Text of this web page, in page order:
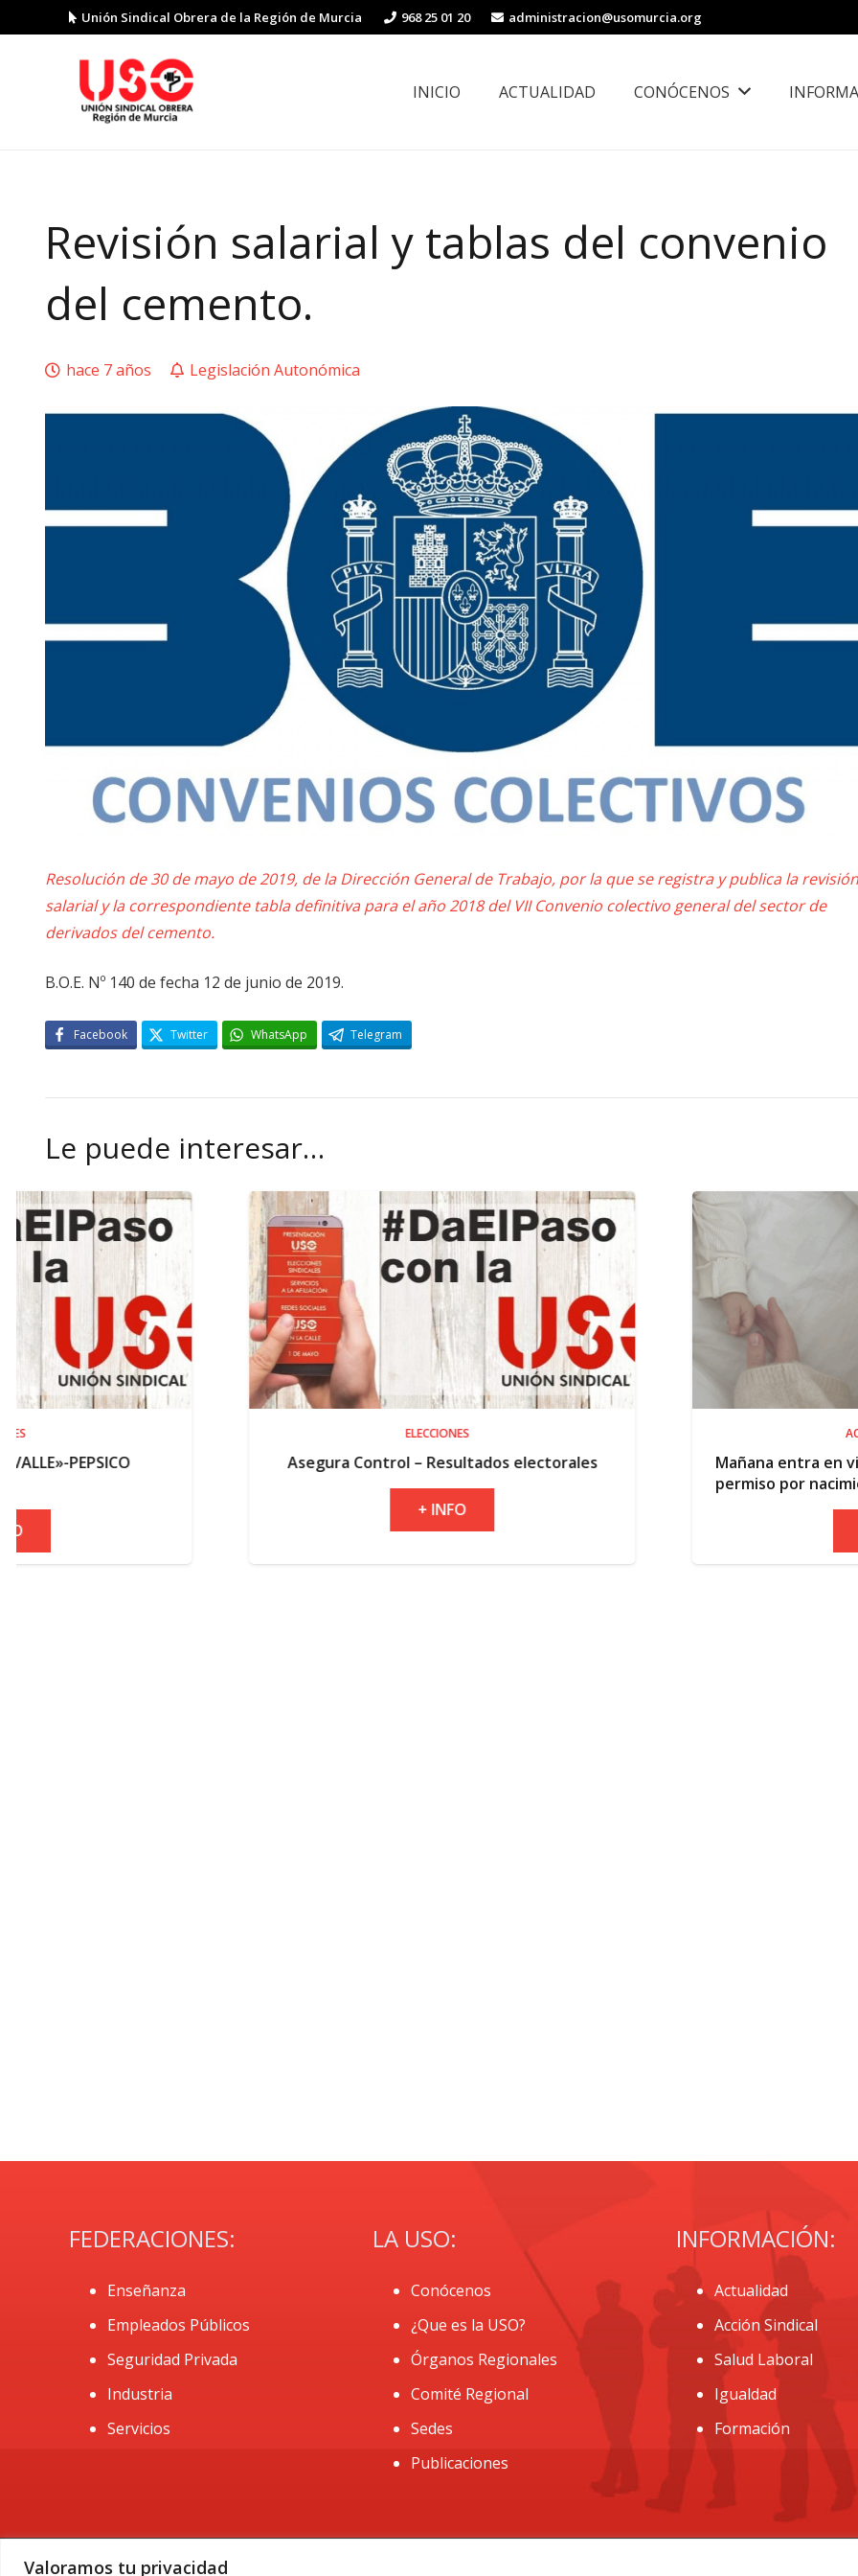
Valoramos tu privacidad
Unión Sindical Obrera de la Región de Murcia 968 25 01 20 administracion@usomurcia.org
INICIO ACTUALIDAD CONÓCENOS
Revisión salarial y tablas del convenio
del cemento.
hace 7 años Legislación Autonómica
Resolución de 30 de mayo de 2019, de la Dirección General de Trabajo, por la que se registra y publica la revisión
salarial y la correspondiente tabla definitiva para el año 2018 del VII Convenio colectivo general del sector de
derivados del cemento.
B.O.E. Nº 140 de fecha 12 de junio de 2019.
Facebook Twitter WhatsApp Telegram
Le puede interesar…
Asegura Control – Resultados electorales
Mañana entra en vigor la
permiso por nacimiento
FEDERACIONES:
Enseñanza
Empleados Públicos
Seguridad Privada
Industria
Servicios
LA USO:
Conócenos
¿Que es la USO?
Órganos Regionales
Comité Regional
Sedes
Publicaciones
INFORMACIÓN:
Actualidad
Acción Sindical
Salud Laboral
Igualdad
Formación